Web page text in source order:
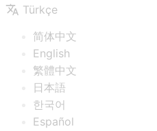
Türkçe
简体中文
English
繁體中文
日本語
한국어
Español